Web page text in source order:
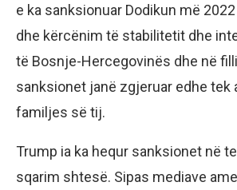
e ka sanksionuar Dodikun më
dhe kërcënim të stabilitetit dhe
të Bosnje-Hercegovinës dhe në
sanksionet janë zgjeruar edhe tek
familjes së tij.
Trump ia ka hequr sanksionet në
sqarim shtesë. Sipas mediave